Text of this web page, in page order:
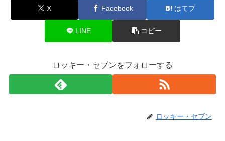
X Facebook はてブ
LINE コピー
ロッキー・セブンをフォローする
ロッキー・セブン